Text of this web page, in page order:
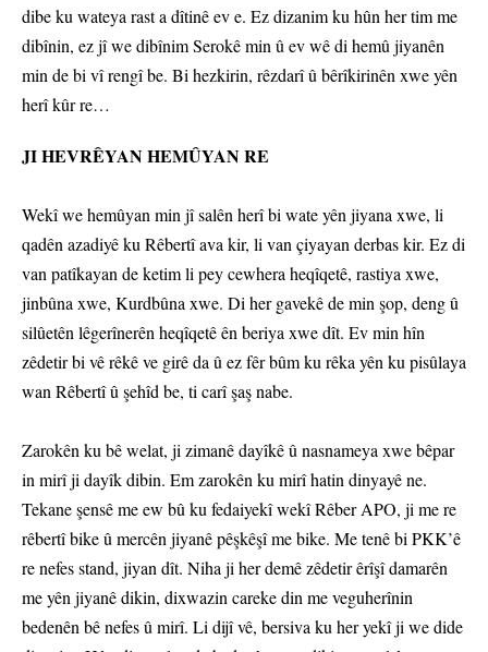
dibe ku wateya rast a dîtinê ev e. Ez dizanim ku hûn her tim me
dibînin, ez jî we dibînim Serokê min û ev wê di hemû jiyanên
min de bi vî rengî be. Bi hezkirin, rêzdarî û bêrîkirinên xwe yên
herî kûr re…
JI HEVRÊYAN HEMÛYAN RE
Wekî we hemûyan min jî salên herî bi wate yên jiyana xwe, li
qadên azadiyê ku Rêbertî ava kir, li van çiyayan derbas kir. Ez di
van patîkayan de ketim li pey cewhera heqîqetê, rastiya xwe,
jinbûna xwe, Kurdbûna xwe. Di her gavekê de min şop, deng û
silûetên lêgerînerên heqîqetê ên beriya xwe dît. Ev min hîn
zêdetir bi vê rêkê ve girê da û ez fêr bûm ku rêka yên ku pisûlaya
wan Rêbertî û şehîd be, ti carî şaş nabe.
Zarokên ku bê welat, ji zimanê dayîkê û nasnameya xwe bêpar
in mirî ji dayîk dibin. Em zarokên ku mirî hatin dinyayê ne.
Tekane şensê me ew bû ku fedaiyekî wekî Rêber APO, ji me re
rêbertî bike û mercên jiyanê pêşkêşî me bike. Me tenê bi PKK’ê
re nefes stand, jiyan dît. Niha ji her demê zêdetir êrîşî damarên
me yên jiyanê dikin, dixwazin careke din me veguherînin
bedenên bê nefes û mirî. Li dijî vê, bersiva ku her yekî ji we dide